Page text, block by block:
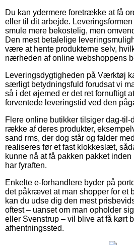
Du kan ydermere foretrække at få
eller til dit arbejde.
smule mere bekostelig, men
Den mest betalelige
være at hente produkterne selv,
nærheden af online webshoppens
Leveringsdygtigheden på Værktøj
særligt betydningsfuld forudsat vi
så i det øjemed er det ret fornuftigt
forventede leveringstid ved den
Flere online butikker tilsiger dag-til-
række af deres produkter,
sand rms, der dog står og falder
realiseres før et fast klokkeslæt,
kunne nå at få pakken pakket
har fyraften.
Enkelte e-forhandlere byder på
det påkrævet at man shopper for et
kan du udse dig den mest
oftest – uanset om man opholder
eller Svenstrup – vil blive at få kørt
afhentningssted.